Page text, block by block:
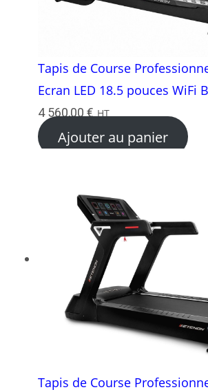
Tapis de Course
Ecran LED 18.5 pouces WiFi
4 560,00€ HT
Ajouter au panier
Tapis de Course